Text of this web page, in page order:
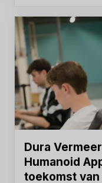
Dura
Humanoid
toekomst